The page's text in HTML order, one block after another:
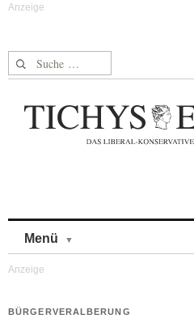
Suche nach:
Menü
BÜRGERVERALBERUNG